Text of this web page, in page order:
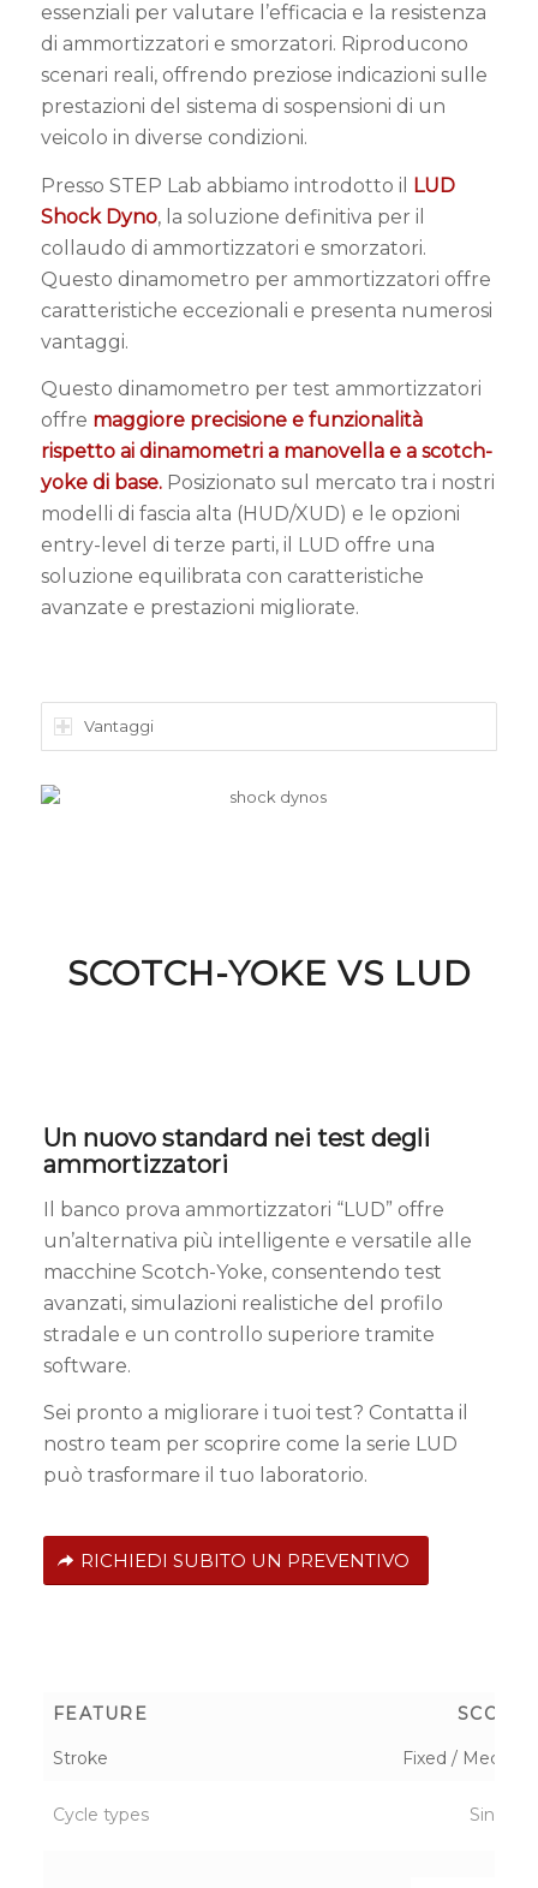
essenziali per valutare l’efficacia e la resistenza
di ammortizzatori e smorzatori. Riproducono
scenari reali, offrendo preziose indicazioni sulle
prestazioni del sistema di sospensioni di un
veicolo in diverse condizioni.
Presso STEP Lab abbiamo introdotto il
LUD
Shock Dyno, la soluzione definitiva per il
collaudo di ammortizzatori e smorzatori.
Questo dinamometro per ammortizzatori offre
caratteristiche eccezionali e presenta numerosi
vantaggi.
Questo dinamometro per test ammortizzatori
offre maggiore precisione e funzionalità
rispetto ai dinamometri a manovella e a scotch-
yoke di base.Posizionato sul mercato tra i nostri
modelli di fascia alta (HUD/XUD) e le opzioni
entry-level di terze parti, il LUD offre una
soluzione equilibrata con caratteristiche
avanzate e prestazioni migliorate.
Vantaggi
SCOTCH-YOKE VS LUD
Un nuovo standard nei test degli
ammortizzatori
Il banco prova ammortizzatori “LUD” offre
un’alternativa più intelligente e versatile alle
macchine Scotch-Yoke, consentendo test
avanzati, simulazioni realistiche del profilo
stradale e un controllo superiore tramite
software.
Sei pronto a migliorare i tuoi test? Contatta il
nostro team per scoprire come la serie LUD
può trasformare il tuo laboratorio.
RICHIEDI SUBITO UN PREVENTIVO
FEATURE
Stroke Fixed /
Cycle types